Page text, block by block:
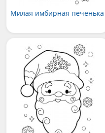
Милая имбирная печенька